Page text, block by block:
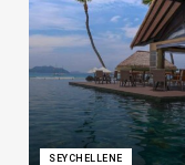
SEYCHELLENE